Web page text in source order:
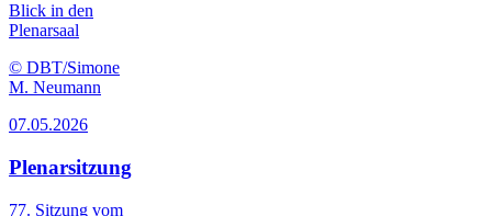
Blick in den
Plenarsaal
© DBT/Simone
M. Neumann
07.05.2026
Plenarsitzung
77. Sitzung vom